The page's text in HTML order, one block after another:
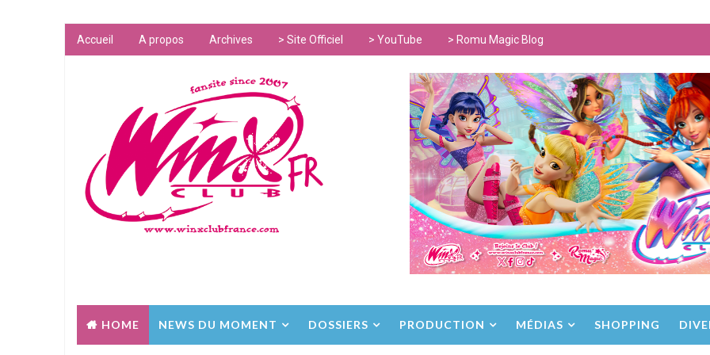
Accueil A propos Archives > Site Officiel > YouTube > Romu Magic Blog
HOME NEWS DU MOMENT DOSSIERS PRODUCTION MÉDIAS SHOPPING